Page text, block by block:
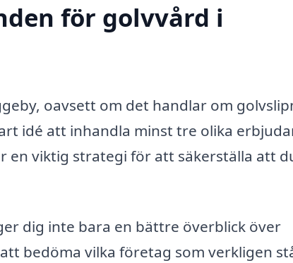
för golvvård i
oavsett om det handlar om
idé att inhandla minst tre olika
en viktig strategi för att säkerställa att
dig inte bara en bättre överblick över
bedöma vilka företag som verkligen